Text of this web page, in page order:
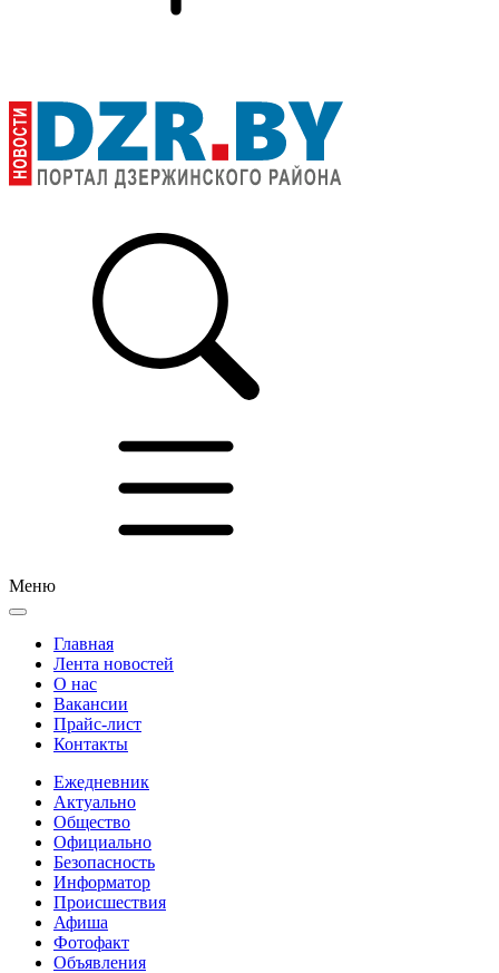
Меню
Главная
Лента новостей
О нас
Вакансии
Прайс-лист
Контакты
Ежедневник
Актуально
Общество
Официально
Безопасность
Информатор
Происшествия
Афиша
Фотофакт
Объявления